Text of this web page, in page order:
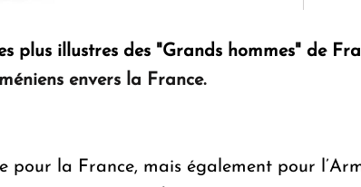
plus illustres des "Grands hommes" de
envers la France.
la France, mais également pour